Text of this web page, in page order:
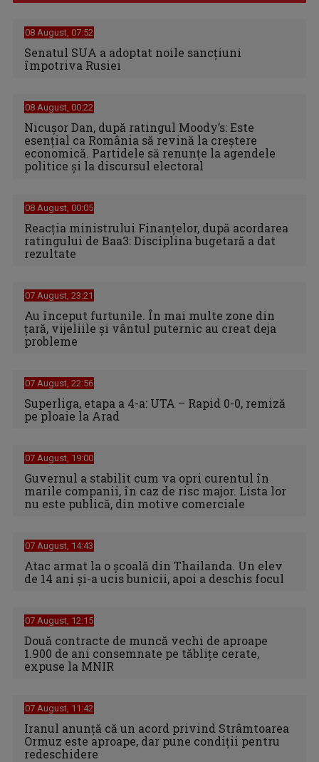
08 August, 07:52
Senatul SUA a adoptat noile sancţiuni
împotriva Rusiei
08 August, 00:22
Nicușor Dan, după ratingul Moody’s: Este
esențial ca România să revină la creștere
economică. Partidele să renunțe la agendele
politice și la discursul electoral
08 August, 00:05
Reacția ministrului Finanțelor, după acordarea
ratingului de Baa3: Disciplina bugetară a dat
rezultate
07 August, 23:21
Au început furtunile. În mai multe zone din
țară, vijeliile și vântul puternic au creat deja
probleme
07 August, 22:56
Superliga, etapa a 4-a: UTA – Rapid 0-0, remiză
pe ploaie la Arad
07 August, 19:00
Guvernul a stabilit cum va opri curentul în
marile companii, în caz de risc major. Lista lor
nu este publică, din motive comerciale
07 August, 14:43
Atac armat la o școală din Thailanda. Un elev
de 14 ani și-a ucis bunicii, apoi a deschis focul
07 August, 12:15
Două contracte de muncă vechi de aproape
1.900 de ani consemnate pe tăblițe cerate,
expuse la MNIR
07 August, 11:42
Iranul anunță că un acord privind Strâmtoarea
Ormuz este aproape, dar pune condiții pentru
redeschidere